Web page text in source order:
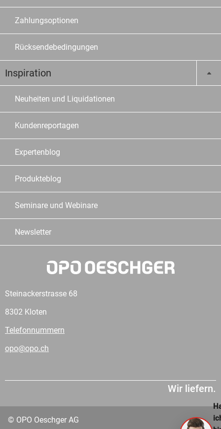
Zahlungsoptionen
Rücksendebedingungen
Inspiration
Neuheiten und Liquidationen
Kundenreportagen
Expertenblog
Produkteblog
Seminare und Webinare
Newsletter
Steinackerstrasse 68
8302 Kloten
Telefonnummern
opo@opo.ch
Wir liefern.
© OPO Oeschger AG